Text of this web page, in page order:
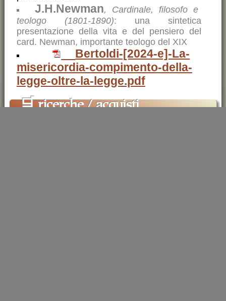
J.H.Newman, Cardinale, filosofo e
teologo (1801-1890): una sintetica
presentazione della vita e del pensiero del
card. Newman, importante teologo del XIX
Bertoldi-[2024-e]-La-
misericordia-compimento-della-
legge-oltre-la-legge.pdf
🛒ricerche / acquisti